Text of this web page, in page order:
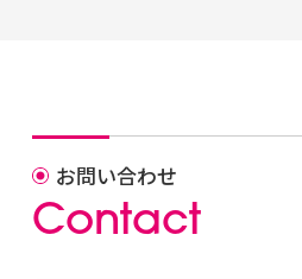
お問い合わせ
Contact